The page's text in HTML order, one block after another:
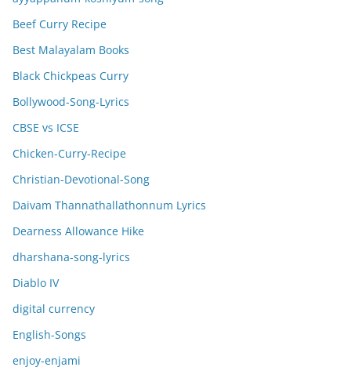
Beef Curry Recipe
Best Malayalam Books
Black Chickpeas Curry
Bollywood-Song-Lyrics
CBSE vs ICSE
Chicken-Curry-Recipe
Christian-Devotional-Song
Daivam Thannathallathonnum Lyrics
Dearness Allowance Hike
dharshana-song-lyrics
Diablo IV
digital currency
English-Songs
enjoy-enjami